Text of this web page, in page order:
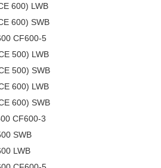
600) LWB
600) SWB
CF600-5
500) LWB
500) SWB
600) LWB
600) SWB
CF600-3
SWB
LWB